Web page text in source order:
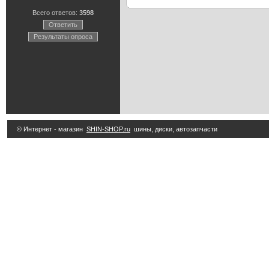
Всего ответов: 3598
Ответить
Результаты опроса
© Интернет - магазин SHIN-SHOP.ru шины, диски, автозапчасти